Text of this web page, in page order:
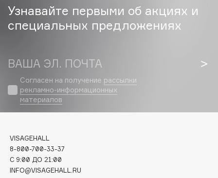
Dr. Vranjes Firenze
Dr.Althea
DSD de Luxe
Dyson
E
Ecolatier
Ecotools
EGG
Узнавайте первыми об акциях и
специальных предложениях
ВАША ЭЛ. ПОЧТА
Согласен на получение рассылки
рекламно-информационных
материалов
VISAGEHALL
8-800-700-33-37
C 9:00 ДО 21:00
INFO@VISAGEHALL.RU